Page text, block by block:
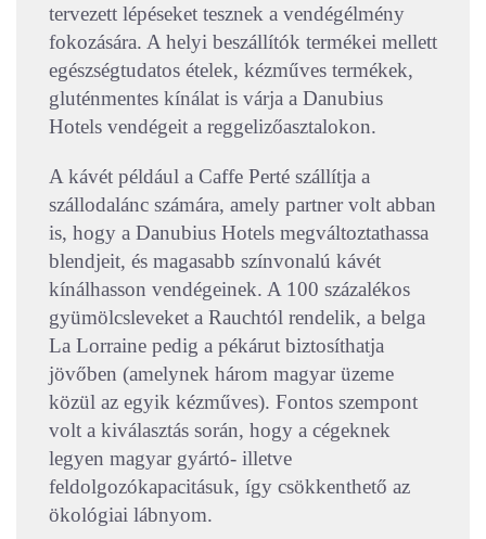
tervezett lépéseket tesznek a vendégélmény
fokozására. A helyi beszállítók termékei mellett
egészségtudatos ételek, kézműves termékek,
gluténmentes kínálat is várja a Danubius
Hotels vendégeit a reggelizőasztalokon.
A kávét például a Caffe Perté szállítja a
szállodalánc számára, amely partner volt abban
is, hogy a Danubius Hotels megváltoztathassa
blendjeit, és magasabb színvonalú kávét
kínálhasson vendégeinek. A 100 százalékos
gyümölcsleveket a Rauchtól rendelik, a belga
La Lorraine pedig a pékárut biztosíthatja
jövőben (amelynek három magyar üzeme
közül az egyik kézműves). Fontos szempont
volt a kiválasztás során, hogy a cégeknek
legyen magyar gyártó- illetve
feldolgozókapacitásuk, így csökkenthető az
ökológiai lábnyom.